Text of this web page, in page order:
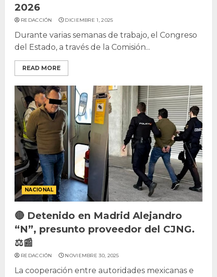
2026
REDACCIÓN DICIEMBRE 1, 2025
Durante varias semanas de trabajo, el Congreso
del Estado, a través de la Comisión...
READ MORE
NACIONAL
🔴 Detenido en Madrid Alejandro
“N”, presunto proveedor del CJNG.
⚖️📰
REDACCIÓN NOVIEMBRE 30, 2025
La cooperación entre autoridades mexicanas e